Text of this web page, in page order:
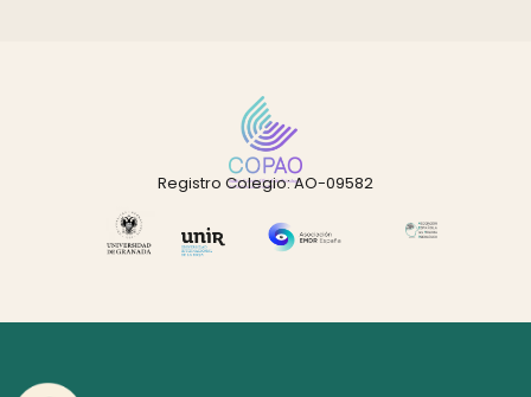
Registro Colegio: AO-09582